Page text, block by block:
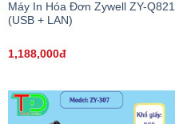
Máy In Hóa Đơn Zywell ZY-Q821
(USB + LAN)
1,188,000đ